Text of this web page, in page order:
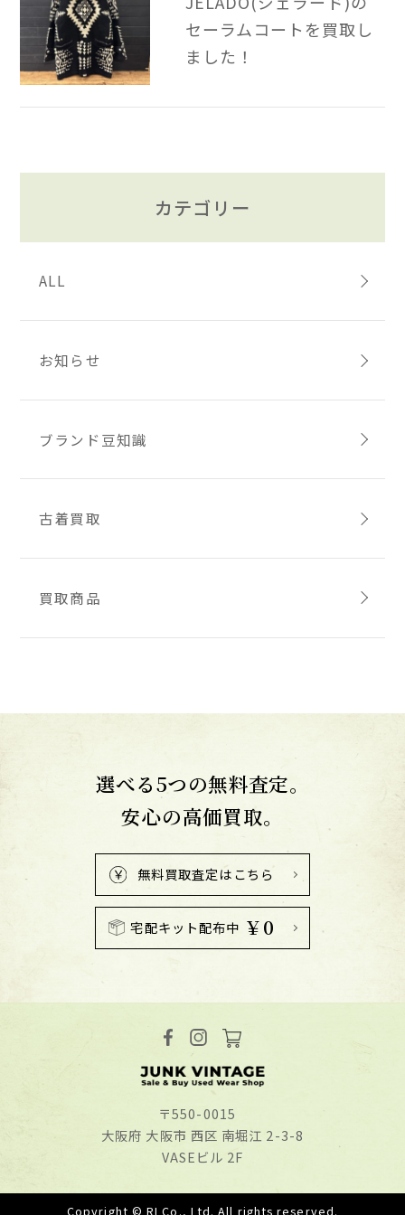
セーラムコートを買取し
ました！
カテゴリー
ALL
お知らせ
ブランド豆知識
古着買取
買取商品
選べる5つの無料査定。
安心の高価買取。
無料買取査定はこちら
宅配キット配布中 ￥0
〒550-0015
⼤阪府 ⼤阪市 ⻄区 南堀江 2-3-8
VASEビル 2F
Copyright © RI Co., Ltd. All rights reserved.